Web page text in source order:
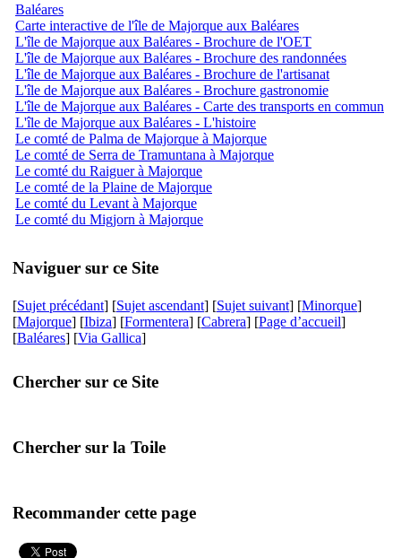
Baléares
Carte interactive de l'île de Majorque aux Baléares
L'île de Majorque aux Baléares - Brochure de l'OET
L'île de Majorque aux Baléares - Brochure des randonnées
L'île de Majorque aux Baléares - Brochure de l'artisanat
L'île de Majorque aux Baléares - Brochure gastronomie
L'île de Majorque aux Baléares - Carte des transports en commun
L'île de Majorque aux Baléares - L'histoire
Le comté de Palma de Majorque à Majorque
Le comté de Serra de Tramuntana à Majorque
Le comté du Raiguer à Majorque
Le comté de la Plaine de Majorque
Le comté du Levant à Majorque
Le comté du Migjorn à Majorque
Naviguer sur ce Site
[Sujet précédant] [Sujet ascendant] [Sujet suivant] [Minorque]
[Majorque] [Ibiza] [Formentera] [Cabrera] [Page d’accueil]
[Baléares] [Via Gallica]
Chercher sur ce Site
Chercher sur la Toile
Recommander cette page